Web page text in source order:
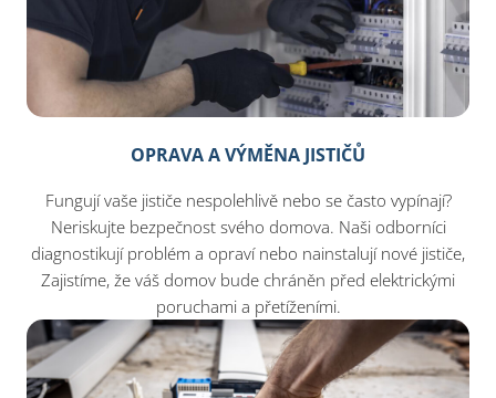
OPRAVA A VÝMĚNA JISTIČŮ
Fungují vaše jističe nespolehlivě nebo se často vypínají?
Neriskujte bezpečnost svého domova. Naši odborníci
diagnostikují problém a opraví nebo nainstalují nové jističe,
Zajistíme, že váš domov bude chráněn před elektrickými
poruchami a přetíženími.